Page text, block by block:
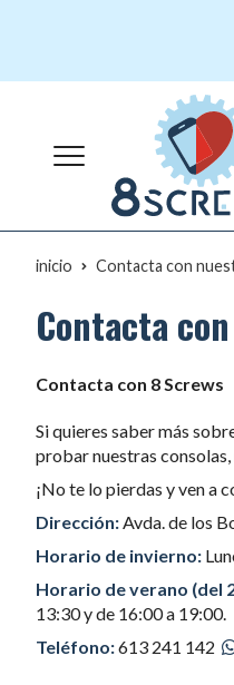
inicio Contacta con
Contacta
Contacta con 8 Screws
Si quieres saber más
probar nuestras
¡No te lo pierdas y ven a
Dirección:Avda. de los
Horario de invierno:
Horario de verano (del
13:30 y de 16:00 a 19:00.
Teléfono:613 241 142